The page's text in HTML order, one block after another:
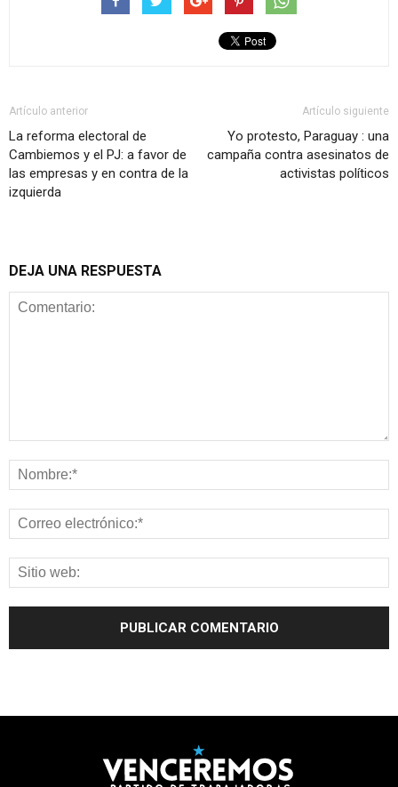
Artículo anterior
La reforma electoral de
Cambiemos y el PJ: a favor de
las empresas y en contra de la
izquierda
Artículo siguiente
Yo protesto, Paraguay : una
campaña contra asesinatos de
activistas políticos
DEJA UNA RESPUESTA